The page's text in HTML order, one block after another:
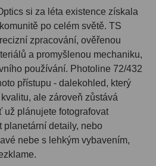
si za léta existence získala
po celém světě. TS
zpracování, ověřenou
a promyšlenou mechaniku,
používání. Photoline 72/432
přístupu - dalekohled, který
ale zároveň zůstává
už plánujete fotografovat
detaily, nebo
nebe s lehkým vybavením,